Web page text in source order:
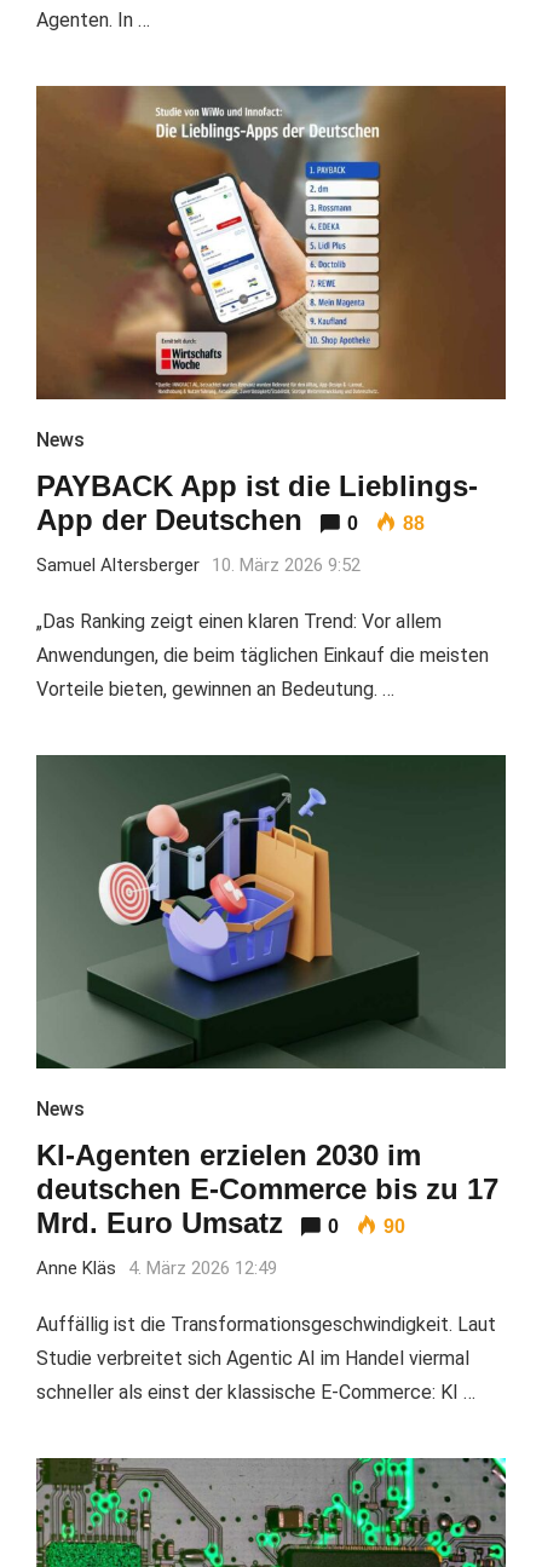
Agenten. In …
News
PAYBACK App ist die Lieblings-
App der Deutschen
0 88
Samuel Altersberger 10. März 2026 9:52
„Das Ranking zeigt einen klaren Trend: Vor allem
Anwendungen, die beim täglichen Einkauf die meisten
Vorteile bieten, gewinnen an Bedeutung. …
News
KI-Agenten erzielen 2030 im
deutschen E-Commerce bis zu 17
Mrd. Euro Umsatz
0 90
Anne Kläs 4. März 2026 12:49
Auffällig ist die Transformationsgeschwindigkeit. Laut
Studie verbreitet sich Agentic AI im Handel viermal
schneller als einst der klassische E-Commerce: KI …